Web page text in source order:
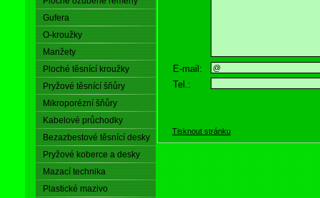
Gufera
O-kroužky
Manžety
Ploché těsnící kroužky
Pryžové těsnící šňůry
Mikroporézní šňůry
Kabelové průchodky
Bezazbestové těsnící desky
Pryžové koberce a desky
Mazací technika
Plastické mazivo
E-mail:
Tel.:
Tisknout stránku